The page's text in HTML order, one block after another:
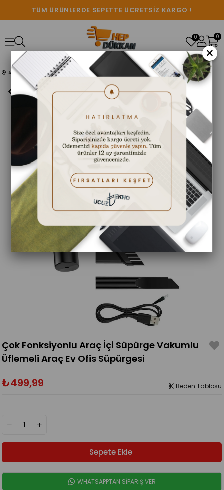
TÜM ÜRÜNLERDE SEPETTE ÜCRETSİZ KARGO !
0
0
Anasayfa ARAÇ ÜRÜNLERİ
Çok Fonksiyonlu Araç İçi Süpürge Vakumlu Üflemeli Araç Ev Ofis Süpürgesi
Çok Fonksiyonlu Araç İçi Süpürge Vakumlu
Üflemeli Araç Ev Ofis Süpürgesi
₺499,99 Beden Tablosu
WHATSAPPTAN SİPARİŞ VER
×